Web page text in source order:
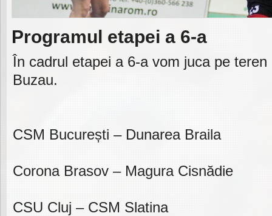
Programul etapei a 6-a
În cadrul etapei a 6-a vom juca pe
Buzau.
CSM București – Dunarea Braila
Corona Brasov – Magura Cisnădie
CSU Cluj – CSM Slatina